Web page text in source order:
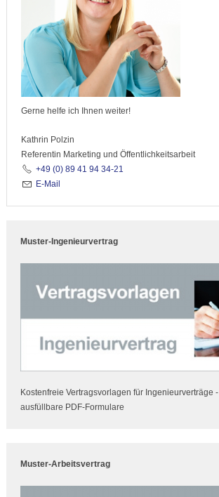
Gerne helfe ich Ihnen weiter!
Kathrin Polzin
Referentin Marketing und Öffentlichkeitsarbeit
+49 (0) 89 41 94 34-21
E-Mail
Muster-Ingenieurvertrag
Kostenfreie Vertragsvorlagen für Ingenieurverträge
ausfüllbare PDF-Formulare
Muster-Arbeitsvertrag